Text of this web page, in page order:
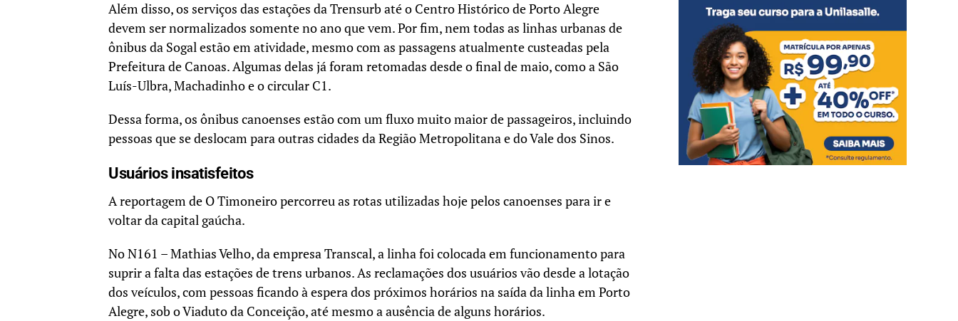
Além disso, os serviços das estações da Trensurb até o Centro Histórico de Porto Alegre
devem ser normalizados somente no ano que vem. Por fim, nem todas as linhas urbanas de
ônibus da Sogal estão em atividade, mesmo com as passagens atualmente custeadas pela
Prefeitura de Canoas. Algumas delas já foram retomadas desde o final de maio, como a São
Luís-Ulbra, Machadinho e o circular C1.
Dessa forma, os ônibus canoenses estão com um fluxo muito maior de passageiros, incluindo
pessoas que se deslocam para outras cidades da Região Metropolitana e do Vale dos Sinos.
Usuáriosinsatisfeitos
A reportagem de O Timoneiro percorreu as rotas utilizadas hoje pelos canoenses para ir e
voltar da capital gaúcha.
No N161 – Mathias Velho, da empresa Transcal, a linha foi colocada em funcionamento para
suprir a falta das estações de trens urbanos. As reclamações dos usuários vão desde a lotação
dos veículos, com pessoas ficando à espera dos próximos horários na saída da linha em Porto
Alegre, sob o Viaduto da Conceição, até mesmo a ausência de alguns horários.